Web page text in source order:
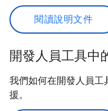
閱讀說明文件
開發人員工具中
我們如何在開發人員工
援。